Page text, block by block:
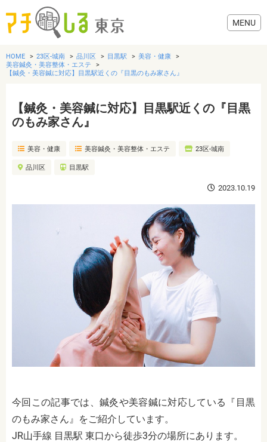
グルメ
美容・健康
HOME 23区-城南 品川区 目黒駅
美容・健康
美容鍼灸・美容整体・エステ
【鍼灸・美容鍼に対応】目黒駅近くの『目黒のもみ家さん』
【鍼灸・美容鍼に対応】目黒駅近くの『目黒
のもみ家さん』
美容・健康 美容鍼灸・美容整体・エステ 23区-城南
品川区 目黒駅
2023.10.19
今回この記事では、鍼灸や美容鍼に対応している『目黒
のもみ家さん』をご紹介しています。
JR山手線 目黒駅 東口から徒歩3分の場所にあります。